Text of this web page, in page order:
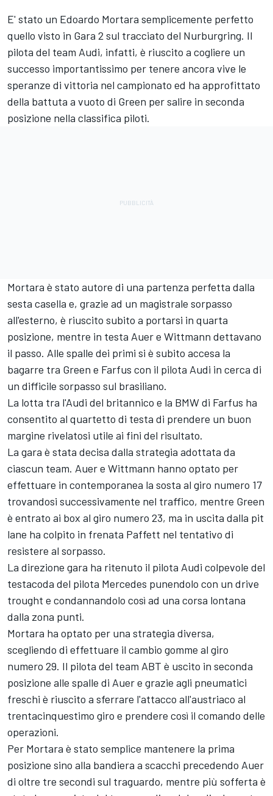
E' stato un Edoardo Mortara semplicemente perfetto
quello visto in Gara 2 sul tracciato del Nurburgring. Il
pilota del team Audi, infatti, è riuscito a cogliere un
successo importantissimo per tenere ancora vive le
speranze di vittoria nel campionato ed ha approfittato
della battuta a vuoto di Green per salire in seconda
posizione nella classifica piloti.
Mortara è stato autore di una partenza perfetta dalla
sesta casella e, grazie ad un magistrale sorpasso
all'esterno, è riuscito subito a portarsi in quarta
posizione, mentre in testa Auer e Wittmann dettavano
il passo. Alle spalle dei primi si è subito accesa la
bagarre tra Green e Farfus con il pilota Audi in cerca di
un difficile sorpasso sul brasiliano.
La lotta tra l'Audi del britannico e la BMW di Farfus ha
consentito al quartetto di testa di prendere un buon
margine rivelatosi utile ai fini del risultato.
La gara è stata decisa dalla strategia adottata da
ciascun team. Auer e Wittmann hanno optato per
effettuare in contemporanea la sosta al giro numero 17
trovandosi successivamente nel traffico, mentre Green
è entrato ai box al giro numero 23, ma in uscita dalla pit
lane ha colpito in frenata Paffett nel tentativo di
resistere al sorpasso.
La direzione gara ha ritenuto il pilota Audi colpevole del
testacoda del pilota Mercedes punendolo con un drive
trought e condannandolo così ad una corsa lontana
dalla zona punti.
Mortara ha optato per una strategia diversa,
scegliendo di effettuare il cambio gomme al giro
numero 29. Il pilota del team ABT è uscito in seconda
posizione alle spalle di Auer e grazie agli pneumatici
freschi è riuscito a sferrare l'attacco all'austriaco al
trentacinquestimo giro e prendere così il comando delle
operazioni.
Per Mortara è stato semplice mantenere la prima
posizione sino alla bandiera a scacchi precedendo Auer
di oltre tre secondi sul traguardo, mentre più sofferta è